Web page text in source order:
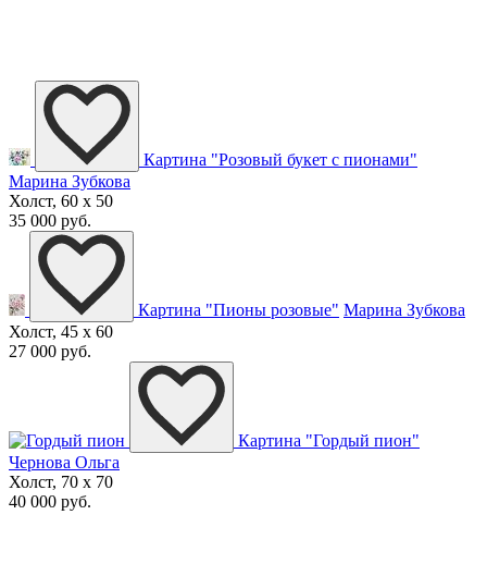
Картина "Розовый букет с пионами"
Марина Зубкова
Холст, 60 x 50
35 000 руб.
Картина "Пионы розовые" Марина Зубкова
Холст, 45 x 60
27 000 руб.
Картина "Гордый пион"
Чернова Ольга
Холст, 70 x 70
40 000 руб.